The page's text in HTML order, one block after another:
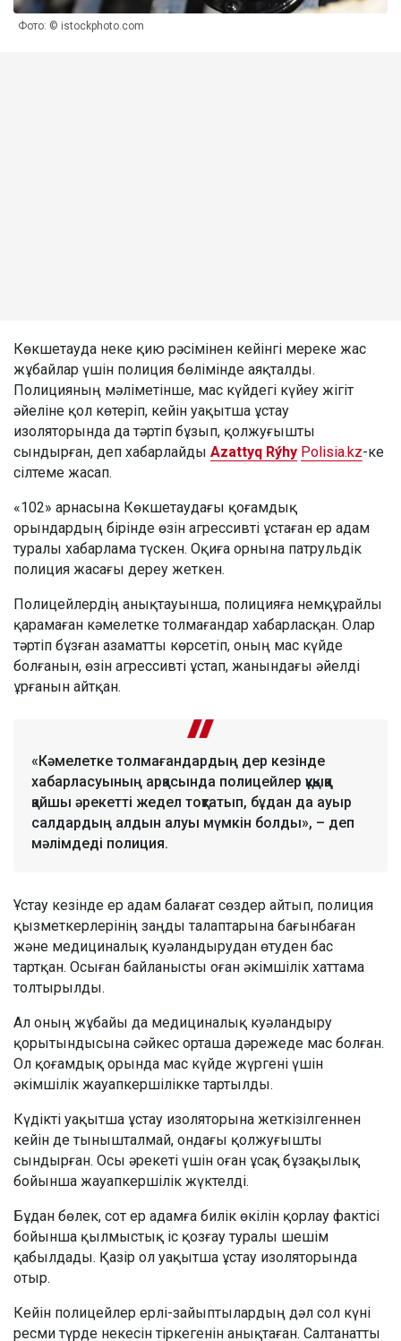
Фото: © istockphoto.com
Көкшетауда неке қию рәсімінен кейінгі мереке жас
жұбайлар үшін полиция бөлімінде аяқталды.
Полицияның мәліметінше, мас күйдегі күйеу жігіт
әйеліне қол көтеріп, кейін уақытша ұстау
изоляторында да тәртіп бұзып, қолжуғышты
сындырған, деп хабарлайды Azattyq Rýhy Polisia.kz-ке
сілтеме жасап.
«102» арнасына Көкшетаудағы қоғамдық
орындардың бірінде өзін агрессивті ұстаған ер адам
туралы хабарлама түскен. Оқиға орнына патрульдік
полиция жасағы дереу жеткен.
Полицейлердің анықтауынша, полицияға немқұрайлы
қарамаған кәмелетке толмағандар хабарласқан. Олар
тәртіп бұзған азаматты көрсетіп, оның мас күйде
болғанын, өзін агрессивті ұстап, жанындағы әйелді
ұрғанын айтқан.
«Кәмелетке толмағандардың дер кезінде
хабарласуының арқасында полицейлер құқыққа
қайшы әрекетті жедел тоқтатып, бұдан да ауыр
салдардың алдын алуы мүмкін болды», – деп
мәлімдеді полиция.
Ұстау кезінде ер адам балағат сөздер айтып, полиция
қызметкерлерінің заңды талаптарына бағынбаған
және медициналық куәландырудан өтуден бас
тартқан. Осыған байланысты оған әкімшілік хаттама
толтырылды.
Ал оның жұбайы да медициналық куәландыру
қорытындысына сәйкес орташа дәрежеде мас болған.
Ол қоғамдық орында мас күйде жүргені үшін
әкімшілік жауапкершілікке тартылды.
Күдікті уақытша ұстау изоляторына жеткізілгеннен
кейін де тынышталмай, ондағы қолжуғышты
сындырған. Осы әрекеті үшін оған ұсақ бұзақылық
бойынша жауапкершілік жүктелді.
Бұдан бөлек, сот ер адамға билік өкілін қорлау фактісі
бойынша қылмыстық іс қозғау туралы шешім
қабылдады. Қазір ол уақытша ұстау изоляторында
отыр.
Кейін полицейлер ерлі-зайыптылардың дәл сол күні
ресми түрде некесін тіркегенін анықтаған. Салтанатты